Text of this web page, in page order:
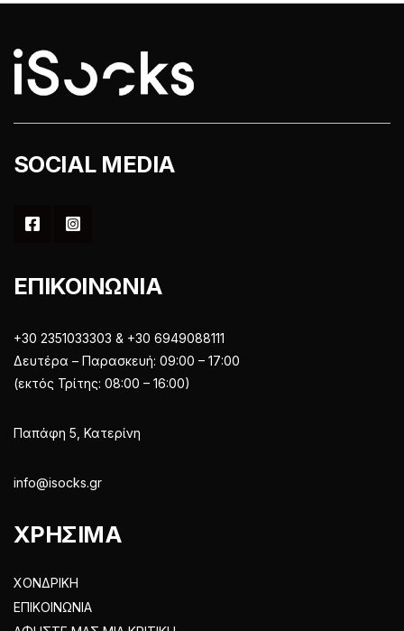
SOCIAL MEDIA
ΕΠΙΚΟΙΝΩΝΙΑ
+30 2351033303 & +30 6949088111
Δευτέρα – Παρασκευή: 09:00 – 17:00
(εκτός Τρίτης: 08:00 – 16:00)
Παπάφη 5, Κατερίνη
info@isocks.gr
ΧΡΗΣΙΜΑ
ΧΟΝΔΡΙΚΗ
ΕΠΙΚΟΙΝΩΝΙΑ